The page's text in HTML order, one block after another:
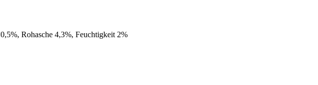
Rohasche 4,3%, Feuchtigkeit 2%